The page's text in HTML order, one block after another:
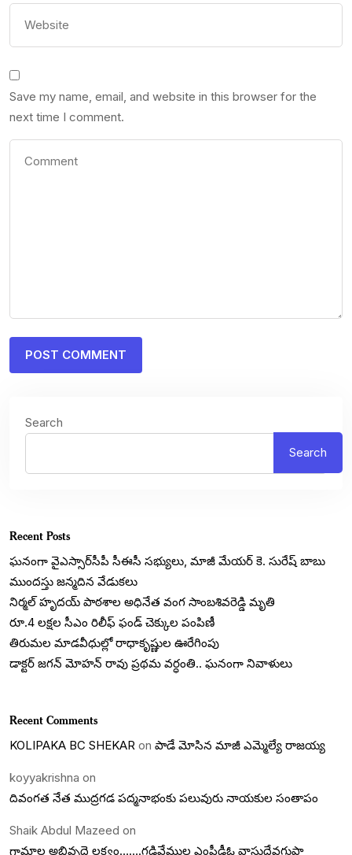
Save my name, email, and website in this browser for the
next time I comment.
Search
Search
Recent Posts
ఘనంగా వైఎస్సార్‌సీపీ సీఈసీ సభ్యులు, మాజీ మేయర్ కె. సురేష్ బాబు
ముందస్తు జన్మదిన వేడుకలు
నిర్మల్ హృదయ్ పాఠశాల అధినేత వంగ సాంబశివరెడ్డి మృతి
రూ.4 లక్షల సీఎం రిలీఫ్ ఫండ్ చెక్కుల పంపిణీ
తిరుమల మాడవీధుల్లో రాధాకృష్ణుల ఊరేగింపు
డాక్టర్ జగన్ మోహన్ రావు ప్రథమ వర్ధంతి.. ఘనంగా నివాళులు
Recent Comments
KOLIPAKA BC SHEKAR on పాడే మోసిన మాజీ ఎమ్మెల్యే రాజయ్య
koyyakrishna on
దివంగత నేత ముద్రగడ పద్మనాభంకు పలువురు నాయకుల సంతాపం
Shaik Abdul Mazeed on
గ్రామాల అభివృద్దె లక్ష్యం…….గడివేముల ఎంపీడీఓ వాసుదేవగుప్తా